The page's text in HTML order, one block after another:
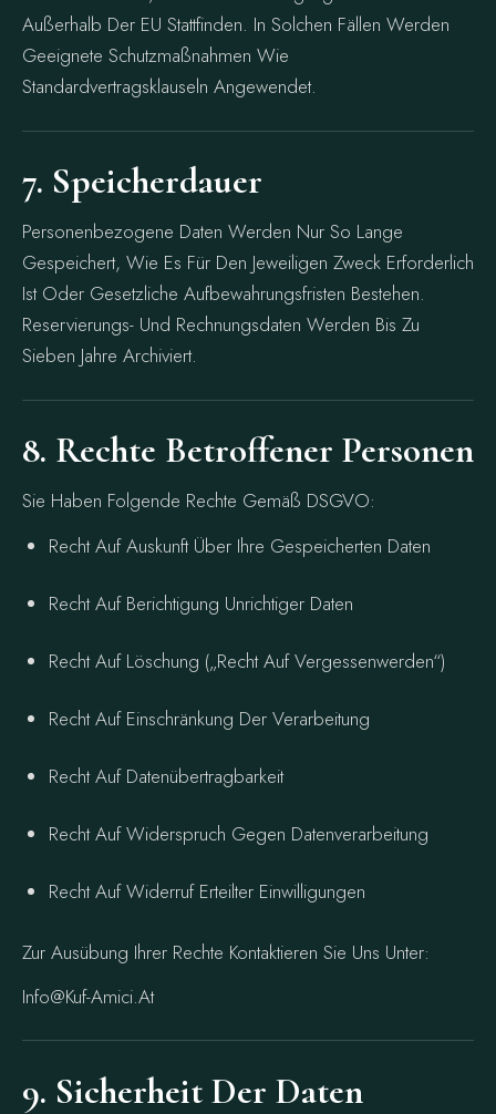
Außerhalb Der EU Stattfinden. In Solchen Fällen Werden
Geeignete Schutzmaßnahmen Wie
Standardvertragsklauseln Angewendet.
7. Speicherdauer
Personenbezogene Daten Werden Nur So Lange
Gespeichert, Wie Es Für Den Jeweiligen Zweck Erforderlich
Ist Oder Gesetzliche Aufbewahrungsfristen Bestehen.
Reservierungs- Und Rechnungsdaten Werden Bis Zu
Sieben Jahre Archiviert.
8. Rechte Betroffener Personen
Sie Haben Folgende Rechte Gemäß DSGVO:
Recht Auf Auskunft Über Ihre Gespeicherten Daten
Recht Auf Berichtigung Unrichtiger Daten
Recht Auf Löschung („Recht Auf Vergessenwerden“)
Recht Auf Einschränkung Der Verarbeitung
Recht Auf Datenübertragbarkeit
Recht Auf Widerspruch Gegen Datenverarbeitung
Recht Auf Widerruf Erteilter Einwilligungen
Zur Ausübung Ihrer Rechte Kontaktieren Sie Uns Unter:
Info@kuf-Amici.at
9. Sicherheit Der Daten